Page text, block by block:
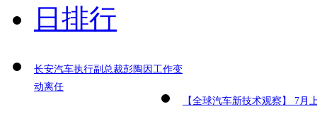
日排行
长安汽车执行副总裁彭陶因工作变
动离任
【全球汽车新技术观察】 7月